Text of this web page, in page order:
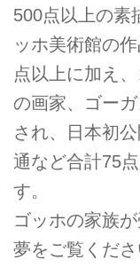
500点以上の素
ッホ美術館の
点以上に加え
の画家、ゴー
され、日本初
通など合計75
す
ゴッホの家族
夢をご覧くださ